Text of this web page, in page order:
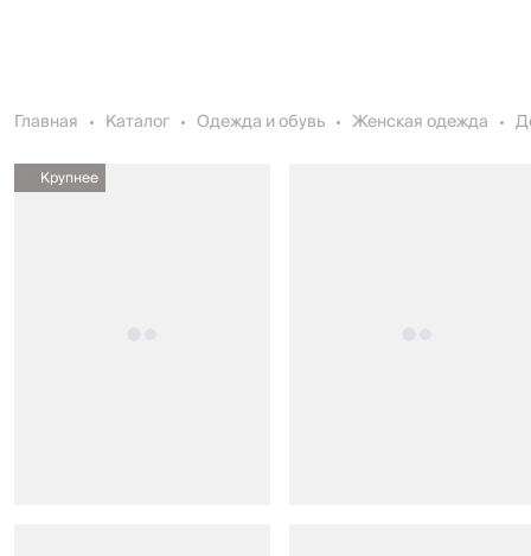
Главная Каталог Одежда и обувь Женская одежда
Крупнее